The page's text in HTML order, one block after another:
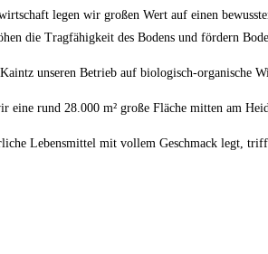
legen wir großen Wert auf einen
die Tragfähigkeit des Bodens und fördern
unseren Betrieb auf biologisch-organische
eine rund 28.000 m² große Fläche mitten am
Lebensmittel mit vollem Geschmack legt,